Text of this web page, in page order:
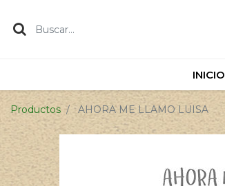
INICIO
INICIO
Productos AHORA ME LLAMO LUISA